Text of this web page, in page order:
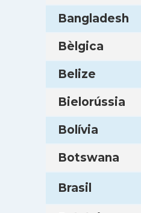
Bangladesh
Bèlgica
Belize
Bielorússia
Bolívia
Botswana
Brasil